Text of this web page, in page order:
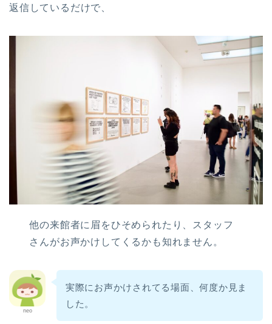
返信しているだけで、
他の来館者に眉をひそめられたり、スタッフ
さんがお声かけしてくるかも知れません。
neo
実際にお声かけされてる場面、何度か見ま
した。